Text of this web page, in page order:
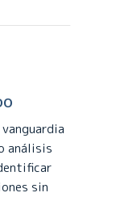
análisis
sin